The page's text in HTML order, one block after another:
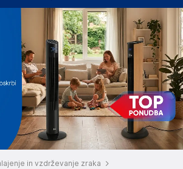
in vzdrževanje zraka